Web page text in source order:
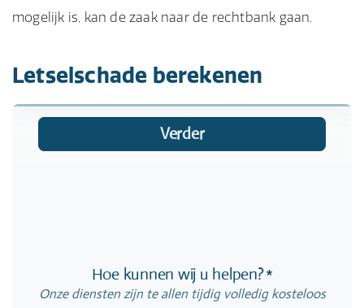
mogelijk is, kan de zaak naar de rechtbank gaan.
Letselschade berekenen